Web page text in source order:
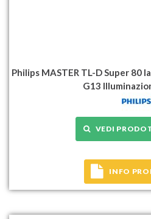
Philips MASTER TL-D Super 80
G13
VEDI
INFO